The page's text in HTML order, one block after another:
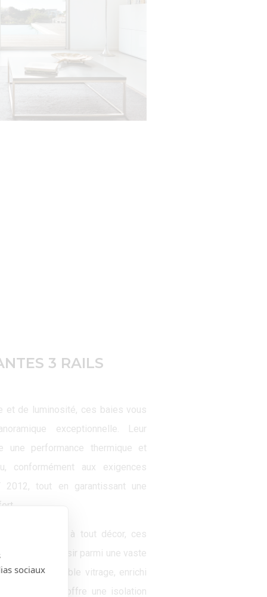
sociaux
3 RAILS
et de luminosité, ces baies vous
exceptionnelle. Leur
une performance thermique et
conformément aux exigences
2012, tout en garantissant une
à tout décor, ces
de choisir parmi une vaste
Le double vitrage, enrichi
variées, offre une isolation